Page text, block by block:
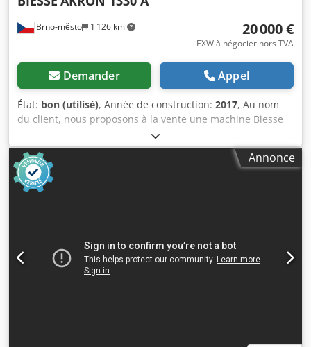
Brno-město 1 126 km 20 000 €
EXW à négocier hors TVA
Demander Appel
État: bon (utilisé), Année de construction: 2017, Au nom
du client, nous proposons à la vente une machine Biesse
âgée d’environ 10 ans, en bon état. Un investissement
adapté pour démarrer une nouvelle production avec un
budget limité. Codpfeywup Usx An Eoha
Annonce